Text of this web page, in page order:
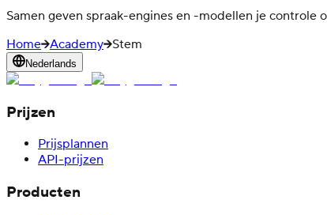
Samen geven spraak-engines en -modellen je controle
Home Academy Stem
Nederlands
Prijzen
Prijsplannen
API-prijzen
Producten